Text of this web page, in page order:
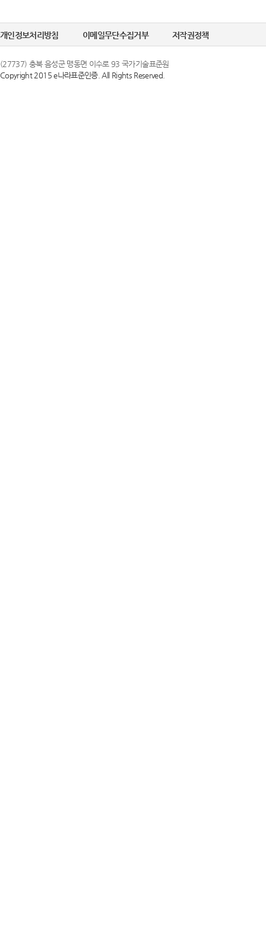
개인정보처리방침 이메일무단수집거부 저작권정책
(27737) 충북 음성군 맹동면 이수로 93 국가기술표준원
Copyright 2015 e나라표준인증. All Rights Reserved.